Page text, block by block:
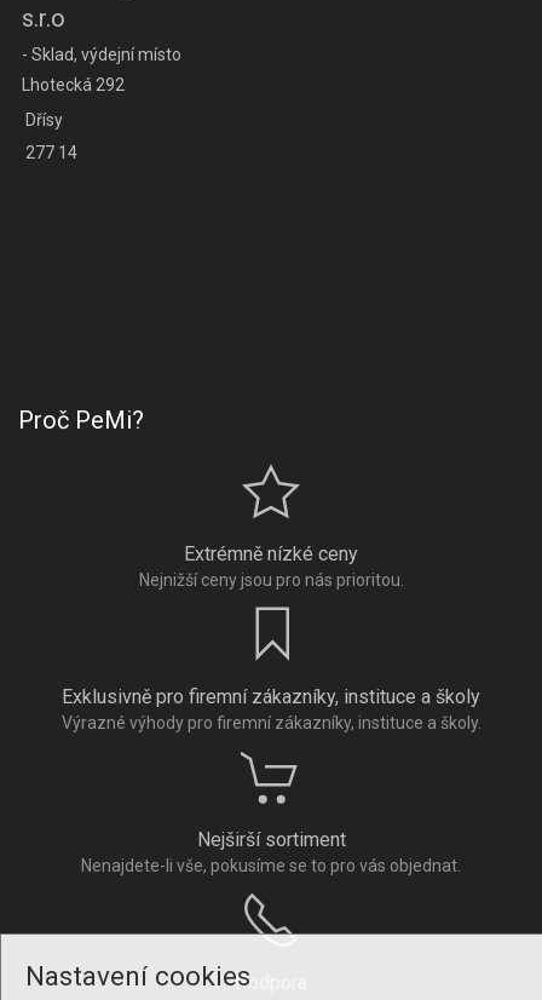
Nastavení cookies
s.r.o
- Sklad, výdejní místo
Lhotecká 292
Dřísy
277 14
Proč PeMi?
Extrémně nízké ceny
Nejnižší ceny jsou pro nás prioritou.
Exklusivně pro firemní zákazníky, instituce a školy
Výrazné výhody pro firemní zákazníky, instituce a školy.
Nejširší sortiment
Nenajdete-li vše, pokusíme se to pro vás objednat.
Podpora